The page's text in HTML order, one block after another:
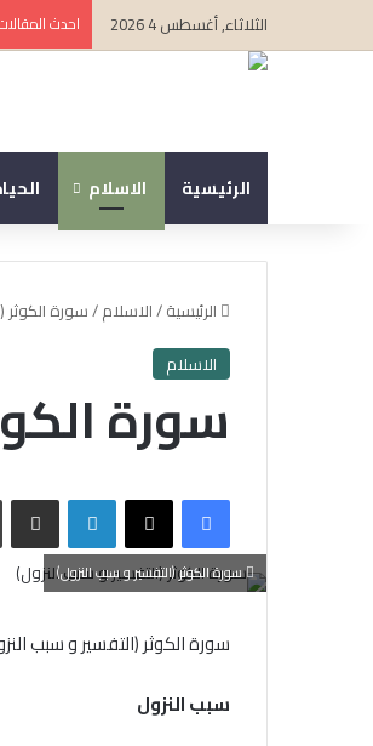
الثلاثاء, أغسطس 4 2026 احدث
الرئيسية الاسلام
الرئيسية/الاسلام/سورة الكوثر
الاسلام
سورة
فيسبوك‫X لينكدإن
سورة الكوثر (التفسير و سبب النزول)
سورة الكوثر (التفسير و سبب
سببالنزول